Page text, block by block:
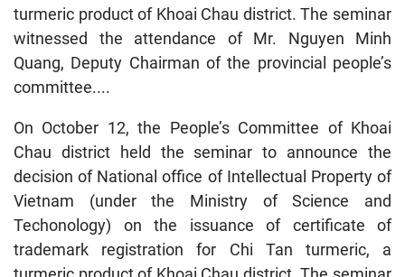
turmeric product of Khoai Chau district. The seminar
witnessed the attendance of Mr. Nguyen Minh
Quang, Deputy Chairman of the provincial people’s
committee....
On October 12, the People’s Committee of Khoai
Chau district held the seminar to announce the
decision of National office of Intellectual Property of
Vietnam (under the Ministry of Science and
Techonology) on the issuance of certificate of
trademark registration for Chi Tan turmeric, a